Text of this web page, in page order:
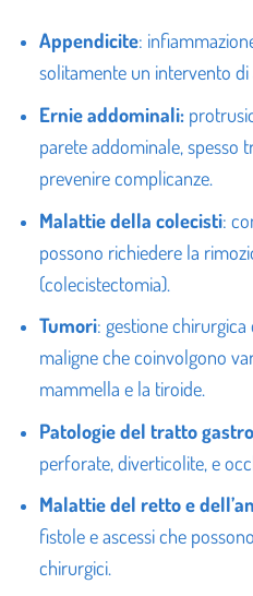
Appendicite:
solitamente un intervento
Ernie addominali:
parete addominale, spesso
prevenire complicanze.
Malattie della colecisti:
possono richiedere la
(colecistectomia).
Tumori: gestione chirurgica
maligne che coinvolgono
mammella e la tiroide.
Patologie del tratto
perforate, diverticolite, e
Malattie del retto e
fistole e ascessi che
chirurgici.